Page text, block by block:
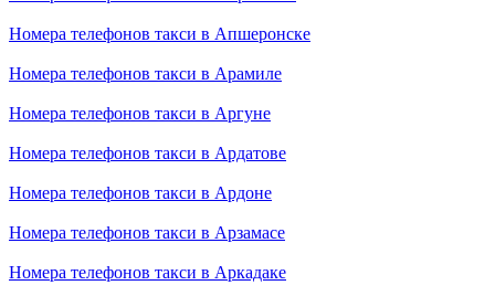
Номера телефонов такси в Апшеронске
Номера телефонов такси в Арамиле
Номера телефонов такси в Аргуне
Номера телефонов такси в Ардатове
Номера телефонов такси в Ардоне
Номера телефонов такси в Арзамасе
Номера телефонов такси в Аркадаке